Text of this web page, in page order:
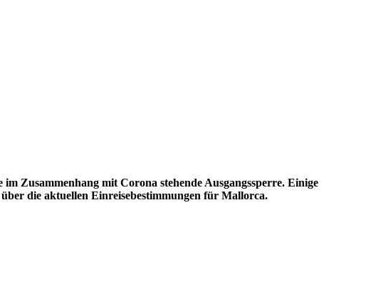
Zusammenhang mit Corona stehende Ausgangssperre. Einige
die aktuellen Einreisebestimmungen für Mallorca.